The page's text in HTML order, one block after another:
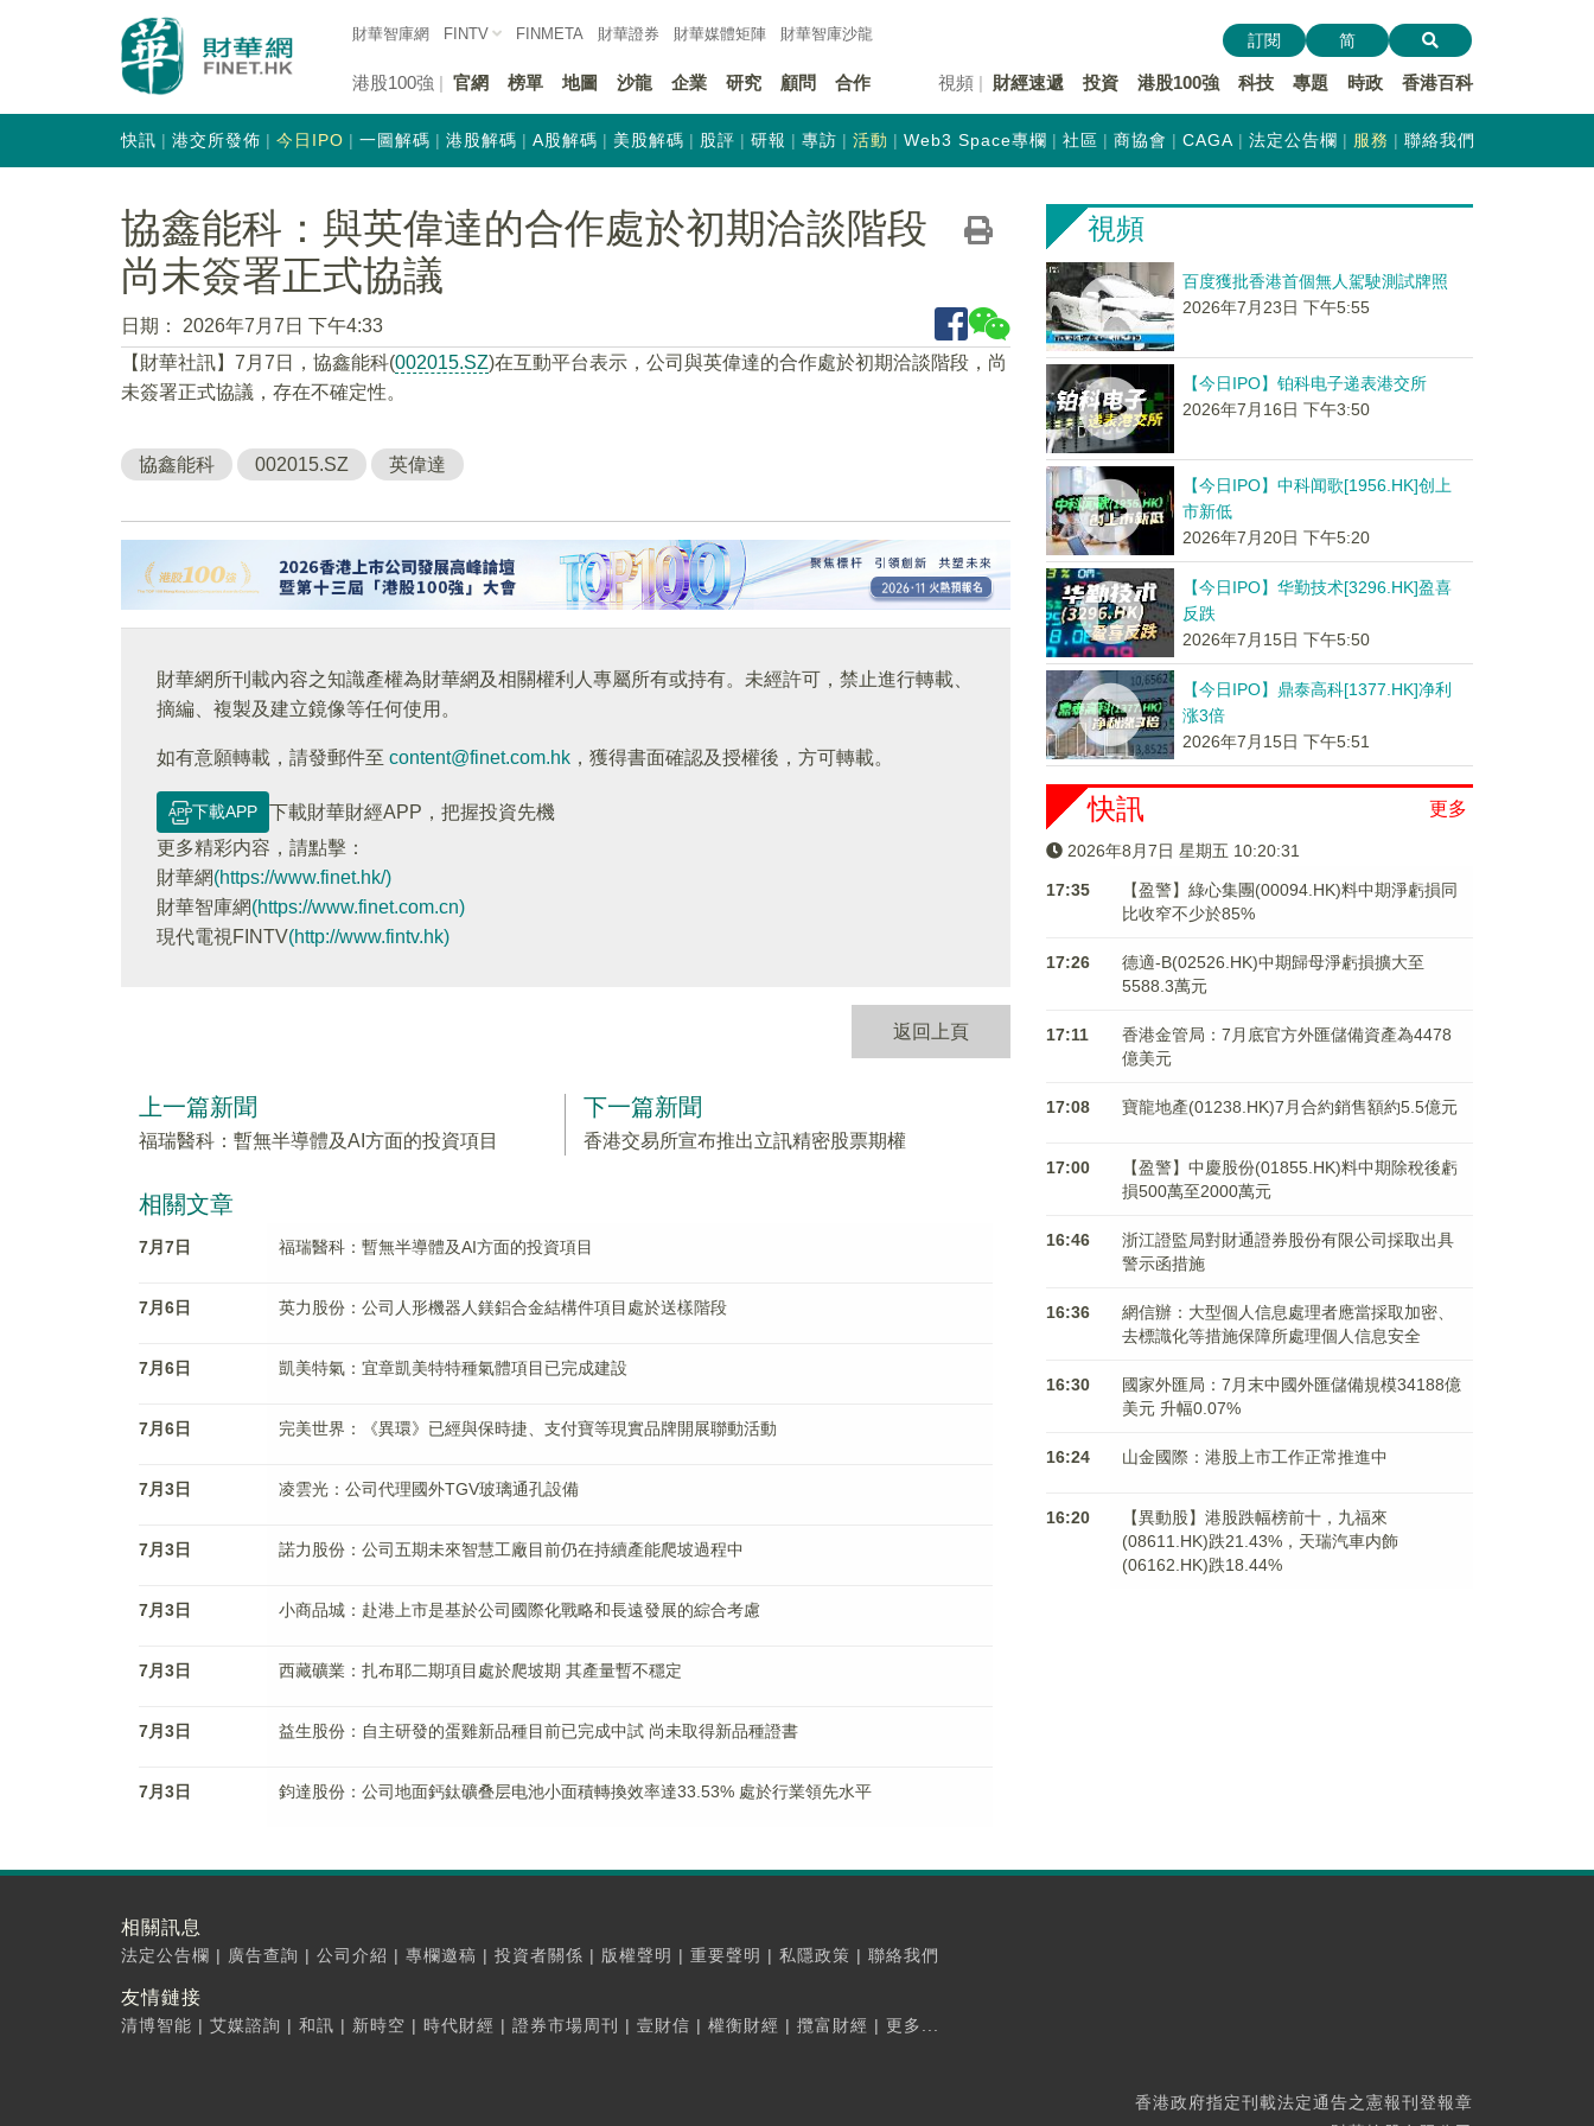
財華智庫網 FINTV FINMETA 財華證券 財華媒體矩陣 財華智庫沙龍
港股100強 官網 榜單 地圖 沙龍 企業 研究 顧問 合作 視頻 財經速遞 投資 港股100強 科技 專題 時政 香港百科
訂閱 简
快訊 港交所發佈 今日IPO 一圖解碼 港股解碼 A股解碼 美股解碼 股評 研報 專訪 活動 Web3 Space專欄 社區 商協會 CAGA 法定公告欄 服務 聯絡我們
協鑫能科：與英偉達的合作處於初期洽談階段
尚未簽署正式協議
日期：
2026年7月7日 下午4:33
【財華社訊】7月7日，協鑫能科(002015.SZ)在互動平台表示，公司與英偉達的合作處於初期洽談階段，尚
未簽署正式協議，存在不確定性。
協鑫能科 002015.SZ 英偉達
財華網所刊載內容之知識產權為財華網及相關權利人專屬所有或持有。未經許可，禁止進行轉載、
摘編、複製及建立鏡像等任何使用。
如有意願轉載，請發郵件至 content@finet.com.hk ，獲得書面確認及授權後，方可轉載。
下載APP
下載財華財經APP，把握投資先機
更多精彩内容，請點擊：
財華網(https://www.finet.hk/)
財華智庫網(https://www.finet.com.cn)
現代電視FINTV(http://www.fintv.hk)
返回上頁
上一篇新聞
福瑞醫科：暫無半導體及AI方面的投資項目
下一篇新聞
香港交易所宣布推出立訊精密股票期權
相關文章
7月7日 福瑞醫科：暫無半導體及AI方面的投資項目
7月6日 英力股份：公司人形機器人鎂鋁合金結構件項目處於送樣階段
7月6日 凱美特氣：宜章凱美特特種氣體項目已完成建設
7月6日 完美世界：《異環》已經與保時捷、支付寶等現實品牌開展聯動活動
7月3日 凌雲光：公司代理國外TGV玻璃通孔設備
7月3日 諾力股份：公司五期未來智慧工廠目前仍在持續產能爬坡過程中
7月3日 小商品城：赴港上市是基於公司國際化戰略和長遠發展的綜合考慮
7月3日 西藏礦業：扎布耶二期項目處於爬坡期 其產量暫不穩定
7月3日 益生股份：自主研發的蛋雞新品種目前已完成中試 尚未取得新品種證書
7月3日 鈞達股份：公司地面鈣鈦礦叠层电池小面積轉換效率達33.53% 處於行業領先水平
視頻
百度獲批香港首個無人駕駛測試牌照
2026年7月23日 下午5:55
【今日IPO】铂科电子递表港交所
2026年7月16日 下午3:50
【今日IPO】中科闻歌[1956.HK]创上
市新低
2026年7月20日 下午5:20
【今日IPO】华勤技术[3296.HK]盈喜
反跌
2026年7月15日 下午5:50
【今日IPO】鼎泰高科[1377.HK]净利
涨3倍
2026年7月15日 下午5:51
更多
快訊
2026年8月7日 星期五 10:20:31
17:35
【盈警】綠心集團(00094.HK)料中期淨虧損同
比收窄不少於85%
17:26
德適-B(02526.HK)中期歸母淨虧損擴大至
5588.3萬元
17:11
香港金管局：7月底官方外匯儲備資產為4478
億美元
17:08 寶龍地產(01238.HK)7月合約銷售額約5.5億元
17:00
【盈警】中慶股份(01855.HK)料中期除稅後虧
損500萬至2000萬元
16:46
浙江證監局對財通證券股份有限公司採取出具
警示函措施
16:36
網信辦：大型個人信息處理者應當採取加密、
去標識化等措施保障所處理個人信息安全
16:30
國家外匯局：7月末中國外匯儲備規模34188億
美元 升幅0.07%
16:24 山金國際：港股上市工作正常推進中
16:20
【異動股】港股跌幅榜前十，九福來
(08611.HK)跌21.43%，天瑞汽車内飾
(06162.HK)跌18.44%
相關訊息
法定公告欄 | 廣告查詢 | 公司介紹 | 專欄邀稿 | 投資者關係 | 版權聲明 | 重要聲明 | 私隱政策 | 聯絡我們
友情鏈接
清博智能 | 艾媒諮詢 | 和訊 | 新時空 | 時代財經 | 證券市場周刊 | 壹財信 | 權衡財經 | 攬富財經 | 更多...
香港政府指定刊載法定通告之憲報刊登報章